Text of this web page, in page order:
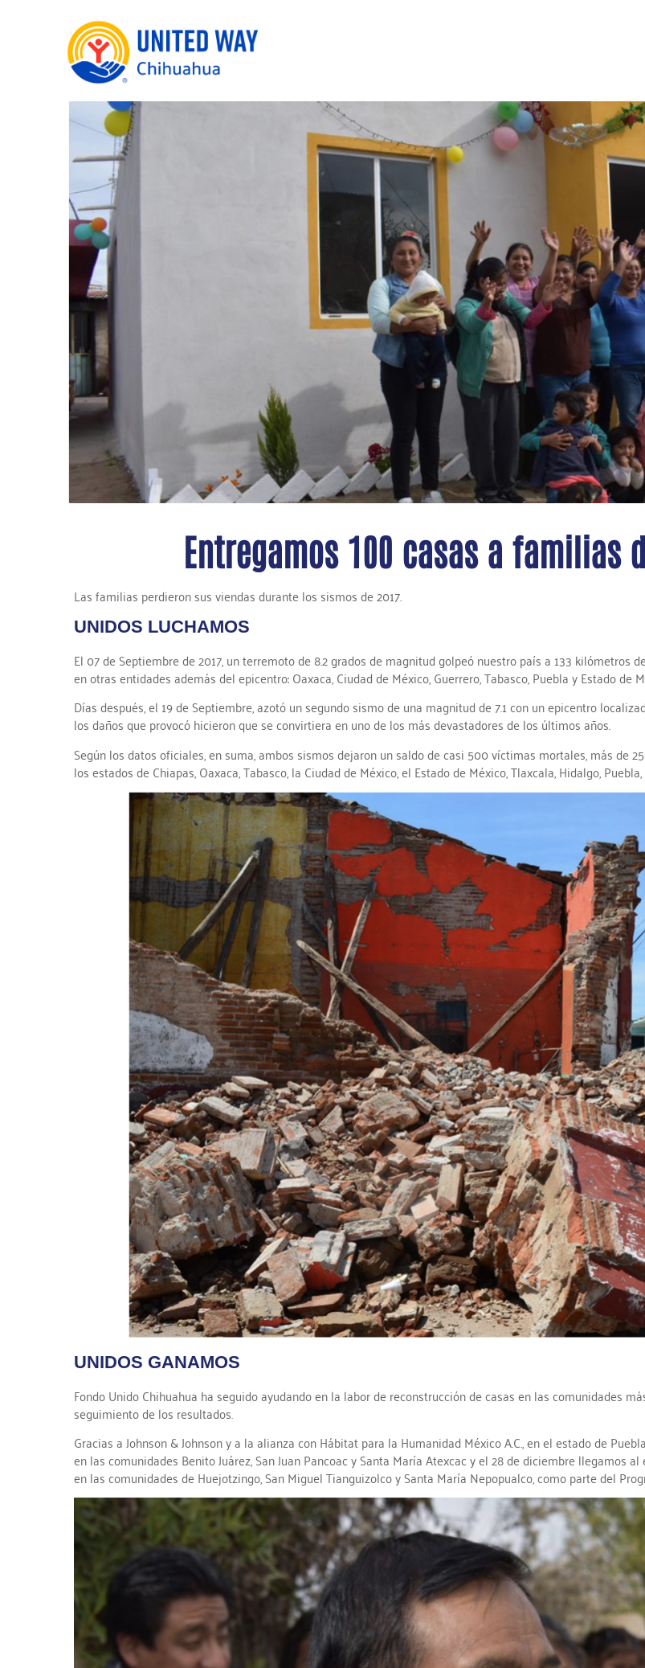
Entregamos 100 casas a familias
Las familias perdieron sus viendas durante los sismos de 2017.
UNIDOS LUCHAMOS
El 07 de Septiembre de 2017, un terremoto de 8.2 grados de magnitud golpeó nuestro país a 133
en otras entidades además del epicentro: Oaxaca, Ciudad de México, Guerrero, Tabasco, Puebla y Estado de
Días después, el 19 de Septiembre, azotó un segundo sismo de una magnitud de 7.1 con un epicentro
los daños que provocó hicieron que se convirtiera en uno de los más devastadores de los últimos años.
Según los datos oficiales, en suma, ambos sismos dejaron un saldo de casi 500 víctimas mortales, más de
los estados de Chiapas, Oaxaca, Tabasco, la Ciudad de México, el Estado de México, Tlaxcala, Hidalgo,
UNIDOS GANAMOS
Fondo Unido Chihuahua ha seguido ayudando en la labor de reconstrucción de casas en las comunidades
seguimiento de los resultados.
Gracias a Johnson & Johnson y a la alianza con Hábitat para la Humanidad México A.C., en el estado de
en las comunidades Benito Juárez, San Juan Pancoac y Santa María Atexcac y el 28 de diciembre llegamos
en las comunidades de Huejotzingo, San Miguel Tianguizolco y Santa María Nepopualco, como parte del